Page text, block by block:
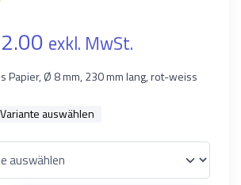
exkl. MwSt.
Papier, Ø 8 mm, 230 mm lang, rot-weiss
auswählen